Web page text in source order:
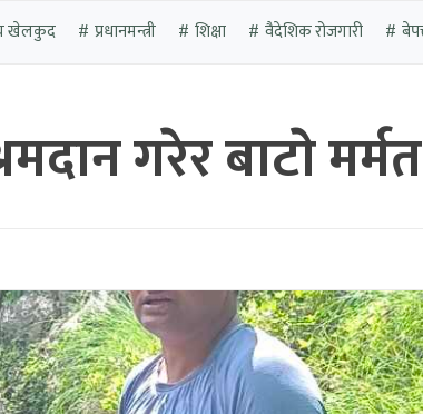
खेलकुद प्रधानमन्त्री शिक्षा वैदेशिक रोजगारी
गरेर बाटाे